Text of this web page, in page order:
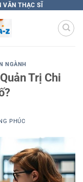
THẠC SĨ
NGÀNH
Trị Chi
PHÚC